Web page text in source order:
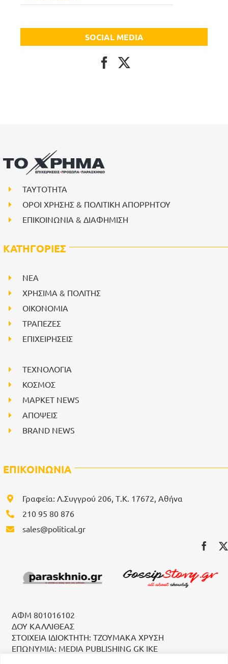
SOCIAL MEDIA
ΤΑΥΤΟΤΗΤΑ
ΟΡΟΙ ΧΡΗΣΗΣ & ΠΟΛΙΤΙΚΗ ΑΠΟΡΡΗΤΟΥ
ΕΠΙΚΟΙΝΩΝΙΑ & ΔΙΑΦΗΜΙΣΗ
ΚΑΤΗΓΟΡΙΕΣ
NEA
ΧΡΗΣΙΜΑ & ΠΟΛΙΤΗΣ
ΟΙΚΟΝΟΜΙΑ
ΤΡΑΠΕΖΕΣ
ΕΠΙΧΕΙΡΗΣΕΙΣ
ΤΕΧΝΟΛΟΓΙΑ
ΚΟΣΜΟΣ
ΜΑΡΚΕΤ NEWS
ΑΠΟΨΕΙΣ
BRAND NEWS
ΕΠΙΚΟΙΝΩΝΙΑ
Γραφεία: Λ.Συγγρού 206, Τ.Κ. 17672, Αθήνα
210 95 80 876
sales@political.gr
ΑΦΜ 801016102
ΔΟΥ ΚΑΛΛΙΘΕΑΣ
ΣΤΟΙΧΕΙΑ ΙΔΙΟΚΤΗΤΗ: ΤΖΟΥΜΑΚΑ ΧΡΥΣΗ
ΕΠΩΝΥΜΙΑ: MEDIA PUBLISHING GK IKE